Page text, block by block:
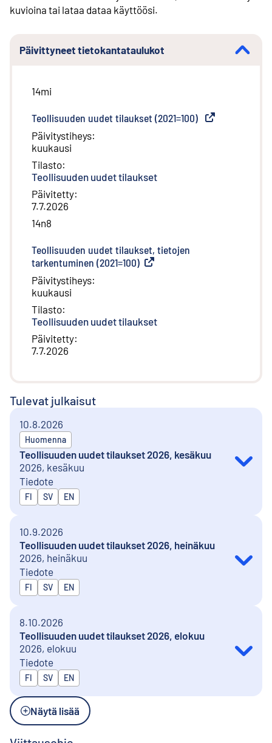
kuvioina tai lataa dataa käyttöösi.
Päivittyneet tietokantataulukot
14mi
Teollisuuden uudet tilaukset (2021=100) Ulkoinen linkki
Päivitystiheys:
kuukausi
Tilasto:
Teollisuuden uudet tilaukset
Päivitetty:
7.7.2026
14n8
Teollisuuden uudet tilaukset, tietojen
tarkentuminen (2021=100) Ulkoinen linkki
Päivitystiheys:
kuukausi
Tilasto:
Teollisuuden uudet tilaukset
Päivitetty:
7.7.2026
Tulevat julkaisut
10.8.2026
Huomenna
Teollisuuden uudet tilaukset 2026, kesäkuu
2026, kesäkuu
Tiedote
Julkaistaan kielillä
FI SV EN
10.9.2026
Teollisuuden uudet tilaukset 2026, heinäkuu
2026, heinäkuu
Tiedote
Julkaistaan kielillä
FI SV EN
8.10.2026
Teollisuuden uudet tilaukset 2026, elokuu
2026, elokuu
Tiedote
Julkaistaan kielillä
FI SV EN
Näytä lisää